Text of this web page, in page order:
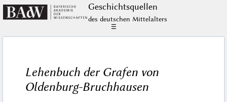
Geschichts­quellen
des deutschen Mittelalters
☰
Lehenbuch der Grafen von
Oldenburg-Bruchhausen